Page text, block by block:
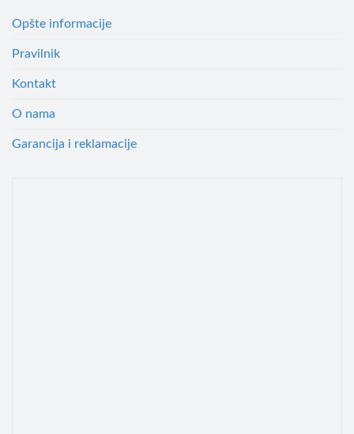
Opšte informacije
Pravilnik
Kontakt
O nama
Garancija i reklamacije